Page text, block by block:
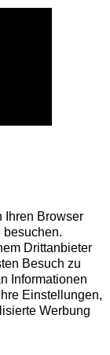
Ihren Browser
besuchen.
Drittanbieter
Besuch zu
Informationen
Einstellungen,
Werbung